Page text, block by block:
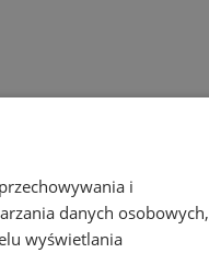
i
danych osobowych,
wyświetlania